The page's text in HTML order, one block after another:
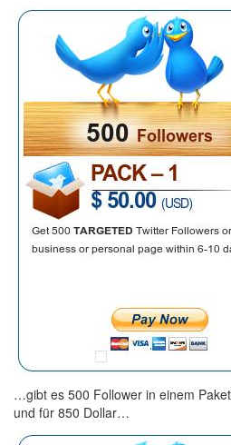
…gibt es 500 Follower in einem
und für 850 Dollar…